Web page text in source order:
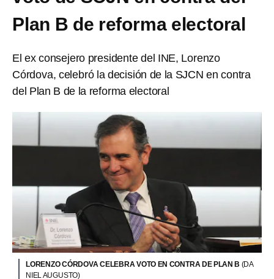
Plan B de reforma electoral
El ex consejero presidente del INE, Lorenzo
Córdova, celebró la decisión de la SJCN en contra
del Plan B de la reforma electoral
LORENZO CÓRDOVA CELEBRA VOTO EN CONTRA DE PLAN B (DA
NIEL AUGUSTO)